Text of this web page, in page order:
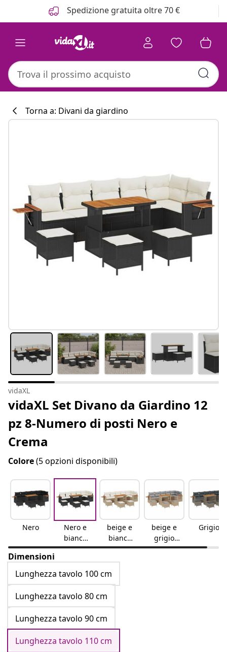
Spedizione gratuita oltre 70 €
Torna a: Divani da giardino
vidaXL
vidaXL Set Divano da Giardino 12
pz 8-Numero di posti Nero e
Crema
Colore(5 opzioni disponibili)
Nero
Nero e
bianco
crema
beige e
bianco
crema
beige e
grigio
chiaro
Grigio
Dimensioni
Lunghezza tavolo 100 cm
Lunghezza tavolo 80 cm
Lunghezza tavolo 90 cm
Lunghezza tavolo 110 cm